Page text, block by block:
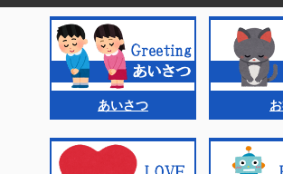
あいさつ